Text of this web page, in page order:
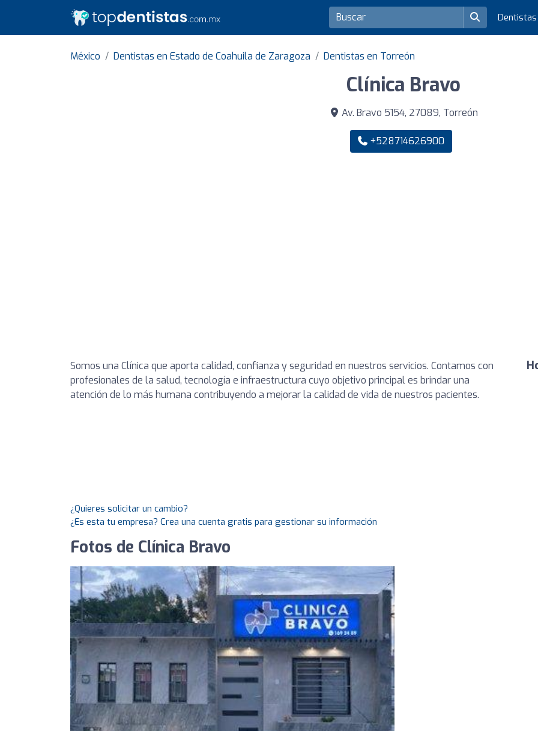
Dentistas
México Dentistas en Estado de Coahuila de Zaragoza Dentistas en Torreón
Clínica Bravo
Av. Bravo 5154, 27089, Torreón
+528714626900
Somos una Clínica que aporta calidad, confianza y seguridad en nuestros servicios. Contamos con
profesionales de la salud, tecnología e infraestructura cuyo objetivo principal es brindar una
atención de lo más humana contribuyendo a mejorar la calidad de vida de nuestros pacientes.
¿Quieres solicitar un cambio?
¿Es esta tu empresa? Crea una cuenta gratis para gestionar su información
Fotos de Clínica Bravo